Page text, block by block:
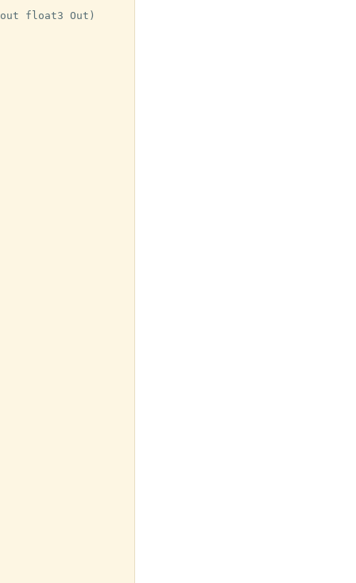
float3 Out)